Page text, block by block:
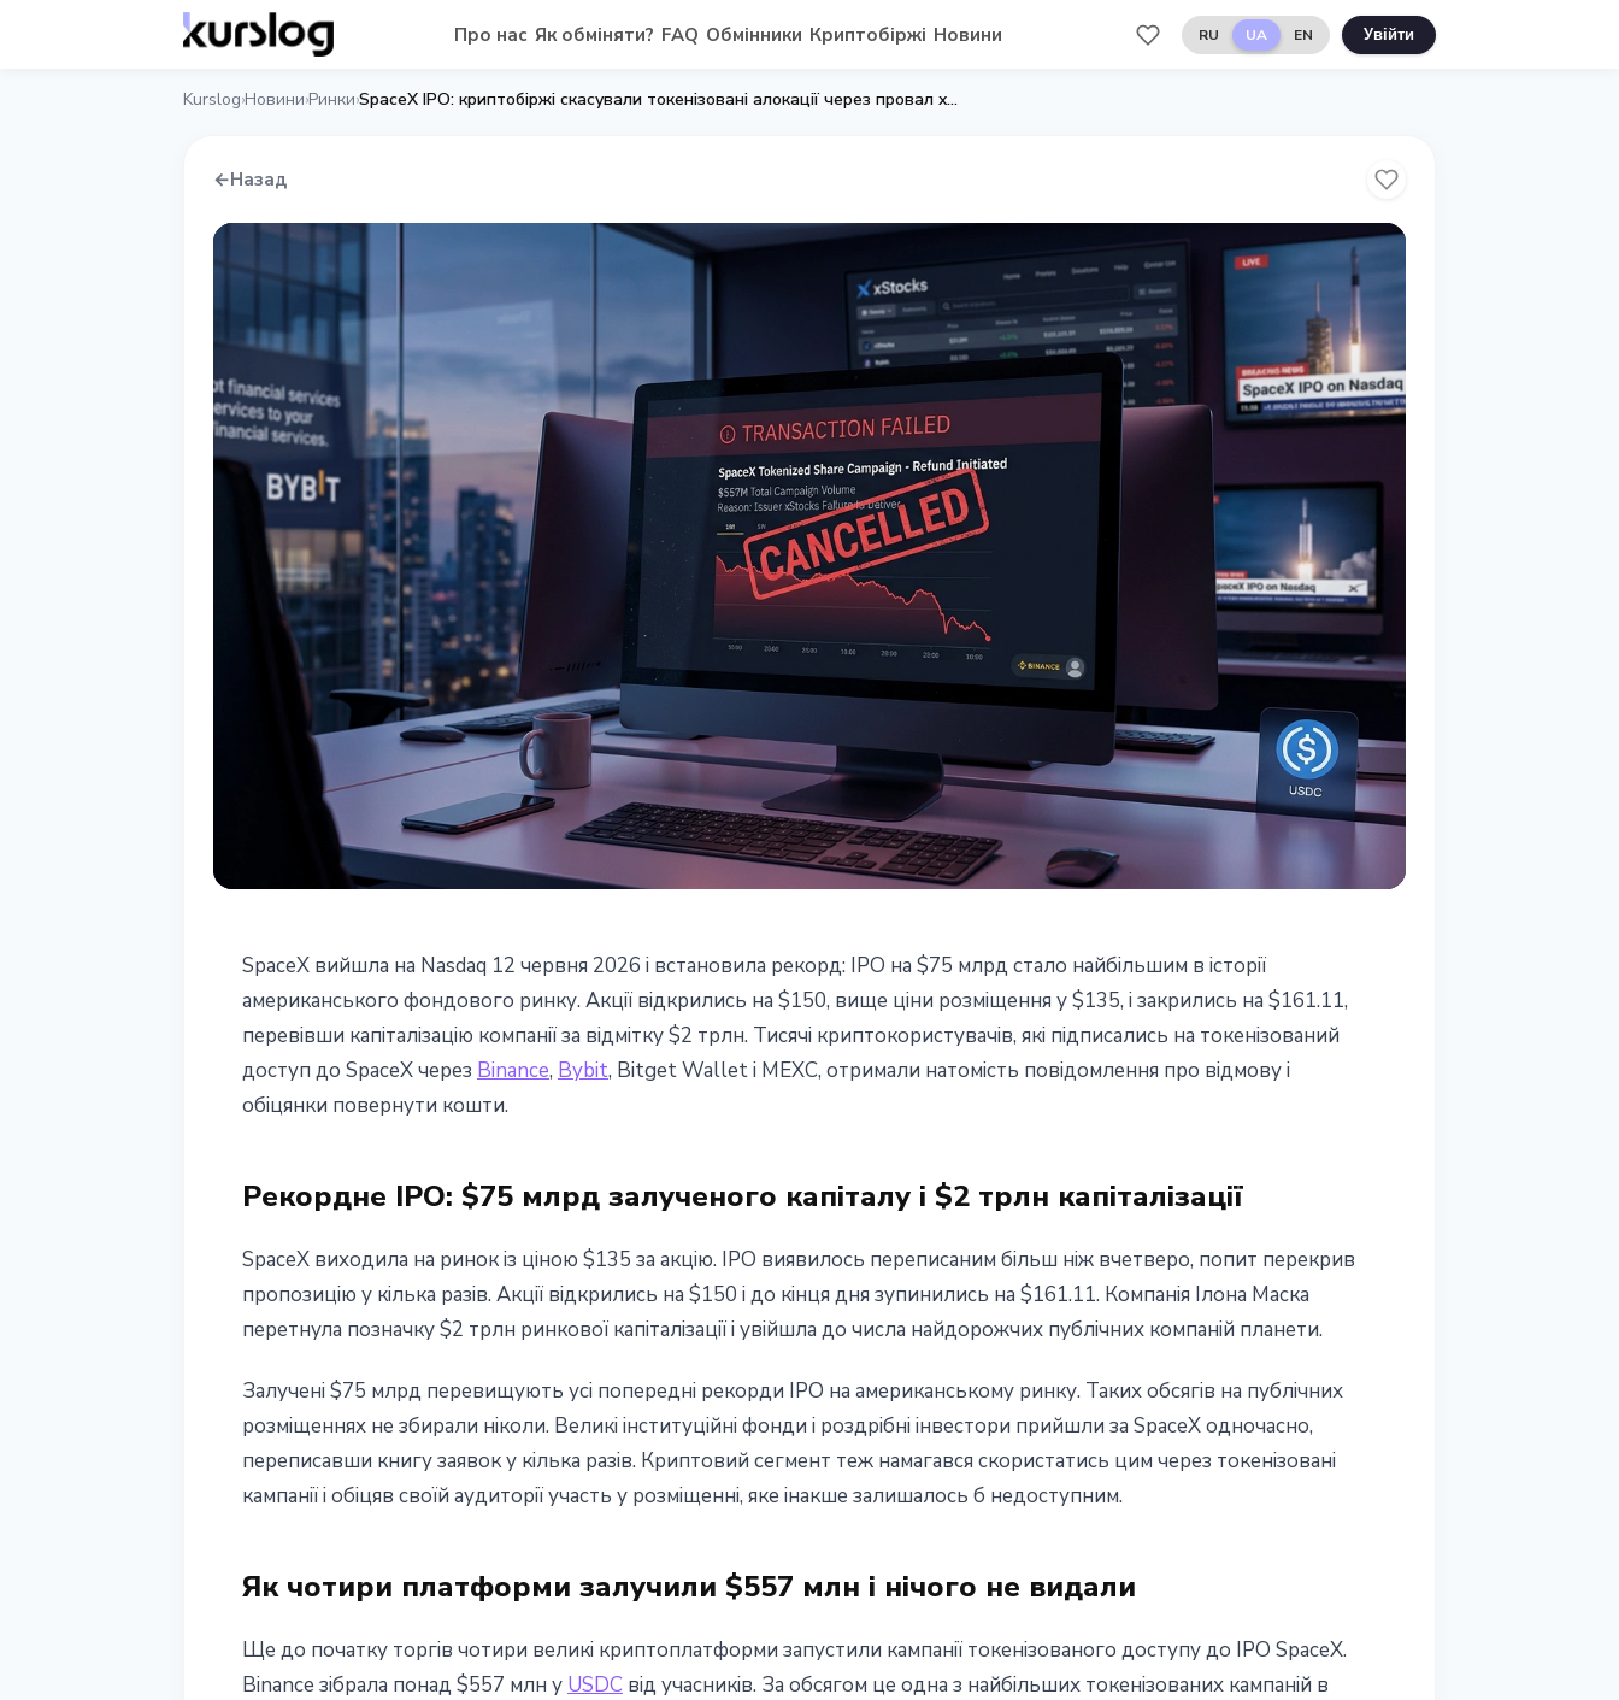
Про нас Як обміняти? FAQ Обмінники Криптобіржі Новини RU UA EN Увійти
Kurslog›Новини›Ринки› SpaceX IPO: криптобіржі скасували токенізовані алокації через провал xStocks
←Назад
SpaceX IPO: криптобіржі скасували
токенізовані алокації через провал xStocks
13 червня 2026 р.4 хв читання
SpaceX вийшла на Nasdaq 12 червня 2026 і встановила рекорд: IPO на $75 млрд стало найбільшим в iсторiї
американського фондового ринку. Акції відкрились на $150, вище ціни розміщення у $135, і закрились на $161.11,
перевівши капіталізацію компанії за відмітку $2 трлн. Тисячі криптокористувачів, які підписались на токенізований
доступ до SpaceX через Binance, Bybit, Bitget Wallet і MEXC, отримали натомість повідомлення про відмову і
обіцянки повернути кошти.
Рекордне IPO: $75 млрд залученого капіталу і $2 трлн капіталізації
SpaceX виходила на ринок із ціною $135 за акцію. IPO виявилось переписаним більш ніж вчетверо, попит перекрив
пропозицію у кілька разів. Акції відкрились на $150 і до кінця дня зупинились на $161.11. Компанія Ілона Маска
перетнула позначку $2 трлн ринкової капіталізації і увійшла до числа найдорожчих публічних компаній планети.
Залучені $75 млрд перевищують усі попередні рекорди IPO на американському ринку. Таких обсягів на публічних
розміщеннях не збирали ніколи. Великі інституційні фонди і роздрібні інвестори прийшли за SpaceX одночасно,
переписавши книгу заявок у кілька разів. Криптовий сегмент теж намагався скористатись цим через токенізовані
кампанії і обіцяв своїй аудиторії участь у розміщенні, яке інакше залишалось б недоступним.
Як чотири платформи залучили $557 млн і нічого не видали
Ще до початку торгів чотири великі криптоплатформи запустили кампанії токенізованого доступу до IPO SpaceX.
Binance зібрала понад $557 млн у USDC від учасників. За обсягом це одна з найбільших токенізованих кампаній в